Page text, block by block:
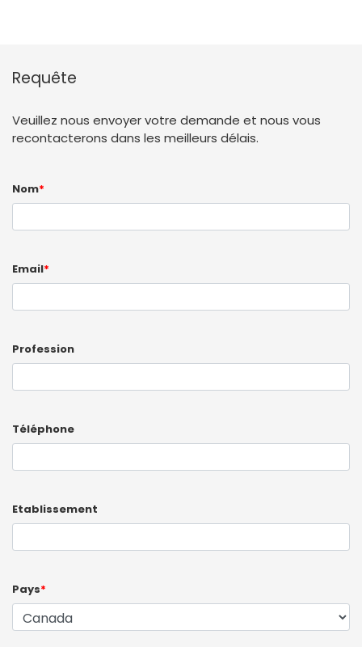
Requête
Veuillez nous envoyer votre demande et nous vous
recontacterons dans les meilleurs délais.
Nom*
Email*
Profession
Téléphone
Etablissement
Pays*